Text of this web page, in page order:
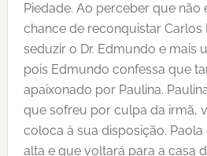
Piedade. Ao perceber que não
chance de reconquistar Carlos
seduzir o Dr. Edmundo e mais
pois Edmundo confessa que
apaixonado por Paulina.
que sofreu por culpa da irmã,
coloca à sua disposição.
alta e que voltará para a casa